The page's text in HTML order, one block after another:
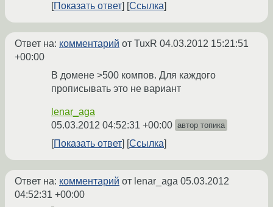
Показать ответ
Ссылка
Ответ на: комментарий от TuxR 04.03.2012 15:21:51
+00:00
В домене >500 компов. Для каждого
прописывать это не вариант
lenar_aga
05.03.2012 04:52:31 +00:00 автор топика
Показать ответ Ссылка
Ответ на: комментарий от lenar_aga 05.03.2012
04:52:31 +00:00